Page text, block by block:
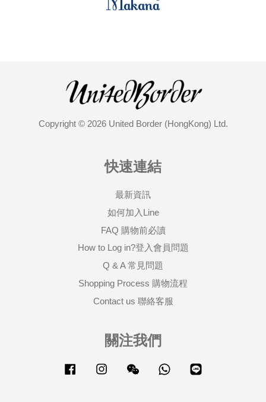
Copyright © 2026 United Border (HongKong) Ltd.
快速連結
最新資訊
如何加入Line
FAQ 購物前必讀
How to Log in?登入會員問題
Q & A 常見問題
Shopping Process 購物流程
Contact us 聯絡客服
關注我們
Facebook Instagram Wechat Whatsapp